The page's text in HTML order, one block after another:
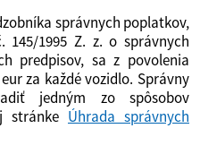
správnych poplatkov,
1995 Z. z. o správnych
predpisov, sa z povolenia
za každé vozidlo. Správny
jedným zo spôsobov
stránke Úhrada správnych